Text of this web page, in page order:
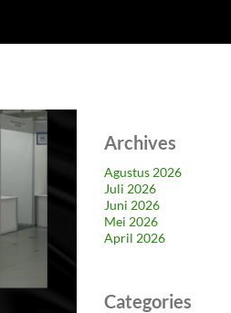
Archives
Agustus 2026
Juli 2026
Juni 2026
Mei 2026
April 2026
Categories